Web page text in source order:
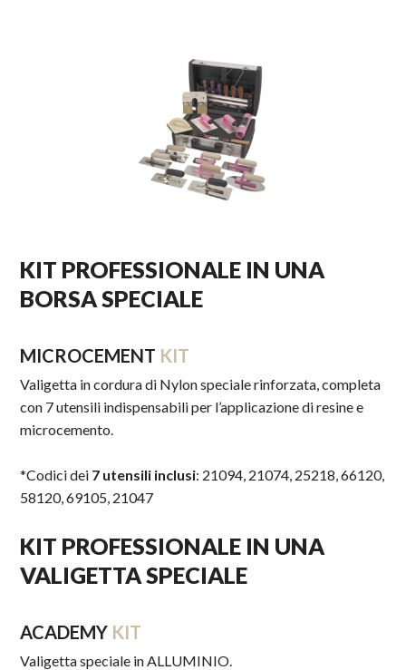
KIT PROFESSIONALE IN UNA
BORSA SPECIALE
MICROCEMENT KIT
Valigetta in cordura di Nylon speciale rinforzata, completa
con 7 utensili indispensabili per l’applicazione di resine e
microcemento.
*Codici dei 7 utensili inclusi: 21094, 21074, 25218, 66120,
58120, 69105, 21047
KIT PROFESSIONALE IN UNA
VALIGETTA SPECIALE
ACADEMY KIT
Valigetta speciale in ALLUMINIO.